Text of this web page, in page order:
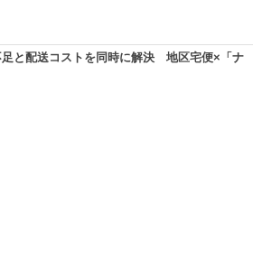
足と配送コストを同時に解決 地区宅便×「ナ